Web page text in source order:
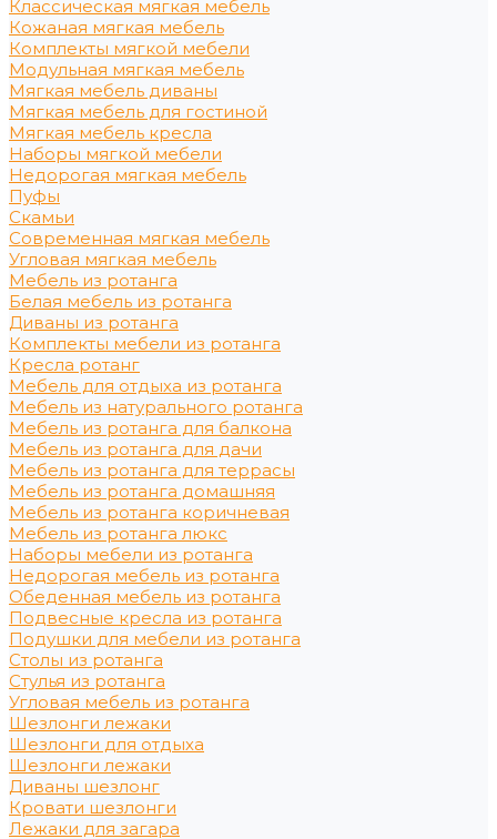
Классическая мягкая мебель
Кожаная мягкая мебель
Комплекты мягкой мебели
Модульная мягкая мебель
Мягкая мебель диваны
Мягкая мебель для гостиной
Мягкая мебель кресла
Наборы мягкой мебели
Недорогая мягкая мебель
Пуфы
Скамьи
Современная мягкая мебель
Угловая мягкая мебель
Мебель из ротанга
Белая мебель из ротанга
Диваны из ротанга
Комплекты мебели из ротанга
Кресла ротанг
Мебель для отдыха из ротанга
Мебель из натурального ротанга
Мебель из ротанга для балкона
Мебель из ротанга для дачи
Мебель из ротанга для террасы
Мебель из ротанга домашняя
Мебель из ротанга коричневая
Мебель из ротанга люкс
Наборы мебели из ротанга
Недорогая мебель из ротанга
Обеденная мебель из ротанга
Подвесные кресла из ротанга
Подушки для мебели из ротанга
Столы из ротанга
Стулья из ротанга
Угловая мебель из ротанга
Шезлонги лежаки
Шезлонги для отдыха
Шезлонги лежаки
Диваны шезлонг
Кровати шезлонги
Лежаки для загара